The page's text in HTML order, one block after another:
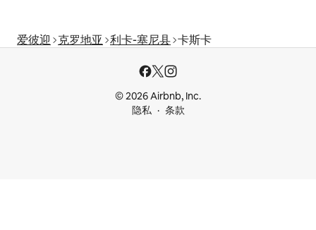
爱彼迎 克罗地亚 利卡-塞尼县 卡斯卡
© 2026 Airbnb, Inc.
隐私
条款